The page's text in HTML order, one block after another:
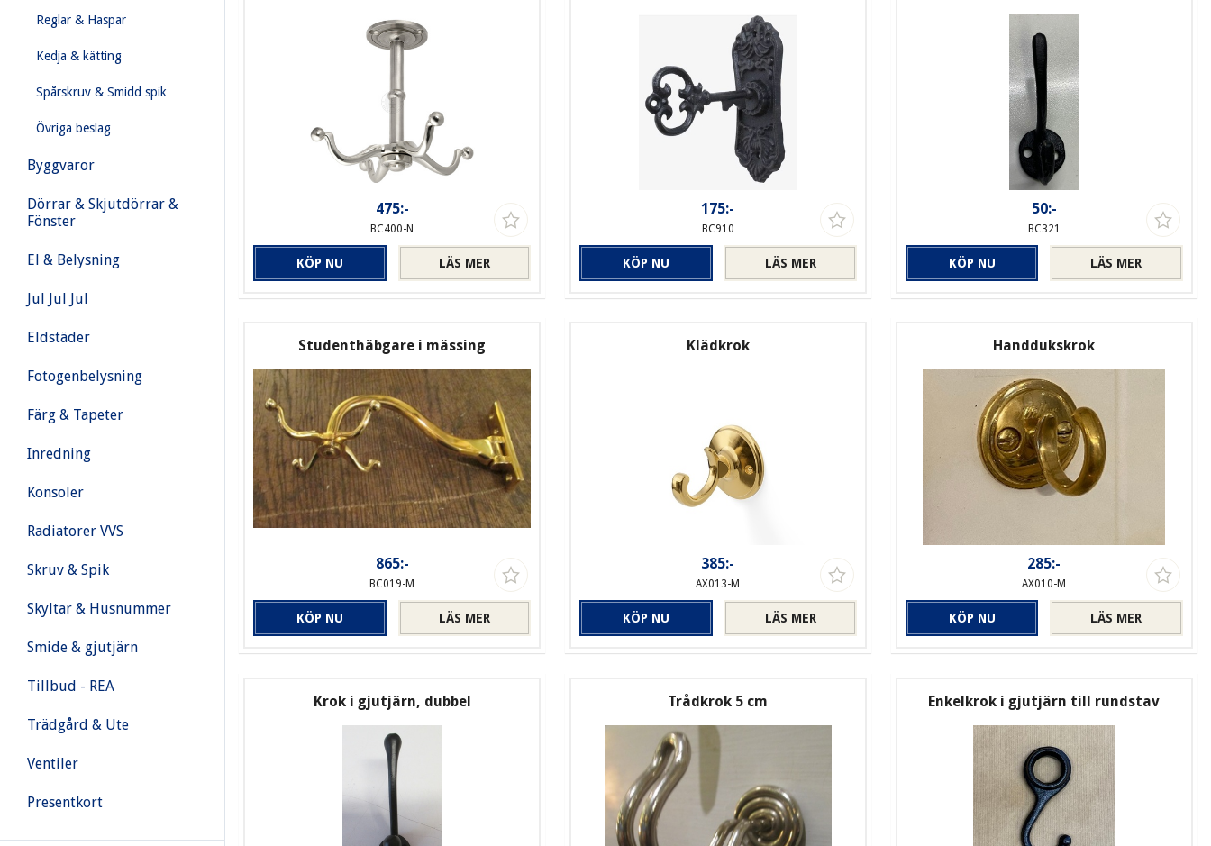
Reglar & Haspar
Kedja & kätting
Spårskruv & Smidd spik
Övriga beslag
Byggvaror
Dörrar & Skjutdörrar &
Fönster
El & Belysning
Jul Jul Jul
Eldstäder
Fotogenbelysning
Färg & Tapeter
Inredning
Konsoler
Radiatorer VVS
Skruv & Spik
Skyltar & Husnummer
Smide & gjutjärn
Tillbud - REA
Trädgård & Ute
Ventiler
Presentkort
475:-
BC400-N
LÄS MER
KÖP NU
175:-
BC910
LÄS MER
KÖP NU
50:-
BC321
LÄS MER
KÖP NU
Studenthäbgare i mässing
865:-
BC019-M
LÄS MER
KÖP NU
Klädkrok
385:-
AX013-M
LÄS MER
KÖP NU
Handdukskrok
285:-
AX010-M
LÄS MER
KÖP NU
Krok i gjutjärn, dubbel Trådkrok 5 cm Enkelkrok i gjutjärn till rundstav